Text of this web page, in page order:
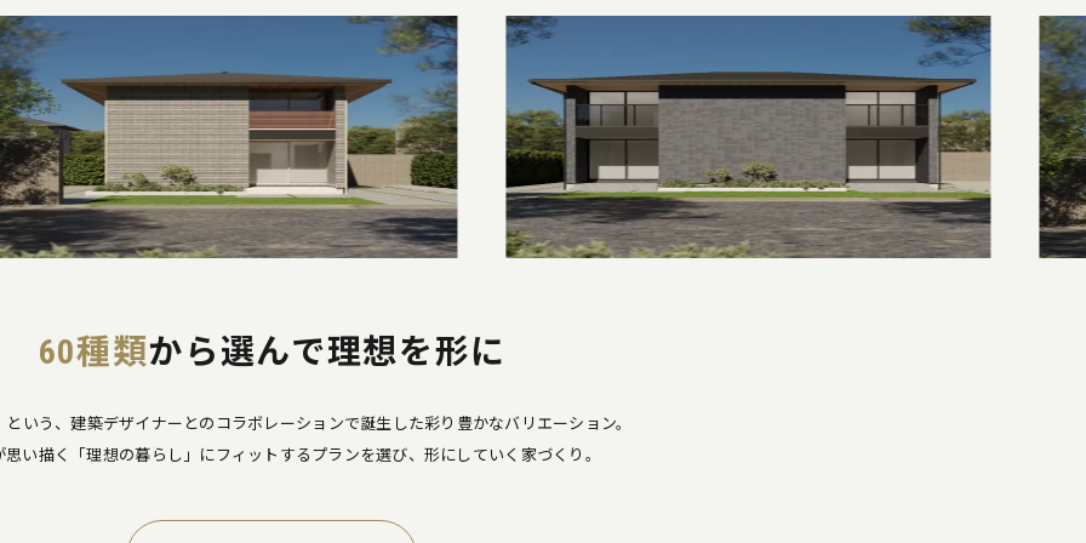
60種類から選んで理想を形に
という、建築デザイナーとの コラボレーションで誕生した彩り豊かなバリエーション。
思い描く「理想の暮らし」にフィットする プランを選び、形にしていく家づくり。